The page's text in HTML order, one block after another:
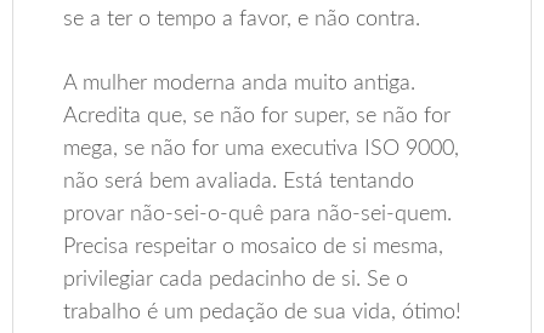
se a ter o tempo a favor, e não contra.
A mulher moderna anda muito antiga.
Acredita que, se não for super, se não for
mega, se não for uma executiva ISO 9000,
não será bem avaliada. Está tentando
provar não-sei-o-quê para não-sei-quem.
Precisa respeitar o mosaico de si mesma,
privilegiar cada pedacinho de si. Se o
trabalho é um pedação de sua vida, ótimo!